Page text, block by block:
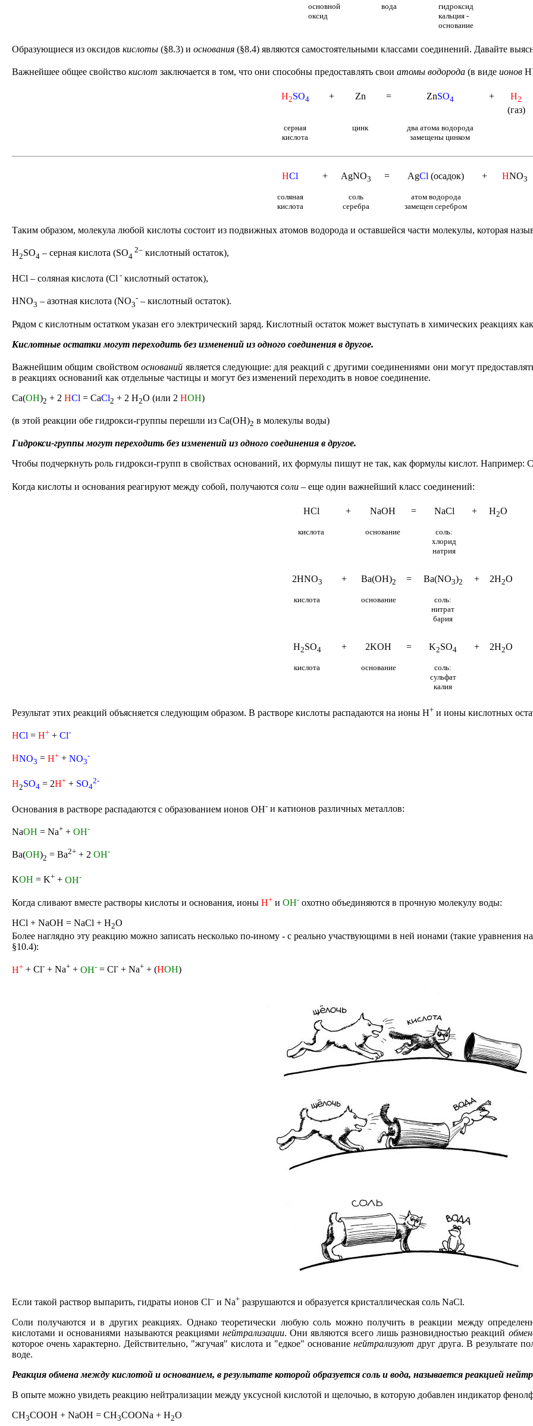
основной
оксид
вода
гидроксид
кальция -
основание
Образующиеся из оксидов кислоты (§8.3) и основания (§8.4) являются самостоятельными классами соединений. Давайте
Важнейшее общее свойство кислот заключается в том, что они способны предоставлять свои атомы водорода (в виде ионов Н
H2SO4 + Zn = ZnSO4 + H2
(газ)
серная
кислота
цинк
два атома водорода
замещены цинком
HCl + AgNO3 = AgCl (осадок) + HNO3
соляная
кислота
соль
серебра
атом водорода
замещен серебром
Таким образом, молекула любой кислоты состоит из подвижных атомов водорода и оставшейся части молекулы, которая
H2SO4 – серная кислота (SO4
2– кислотный остаток),
HCl – соляная кислота (Cl - кислотный остаток),
HNO3 – азотная кислота (NO3
- – кислотный остаток).
Рядом с кислотным остатком указан его электрический заряд. Кислотный остаток может выступать в химических реакциях
Кислотные остатки могут переходить без изменений из одного соединения в другое.
Важнейшим общим свойствомоснований является следующие: для реакций с другими соединениями они могут
в реакциях оснований как отдельные частицы и могут без изменений переходить в новое соединение.
Ca(OH)2 + 2 HCl = CaCl2 + 2 H2O (или 2 НОН)
(в этой реакции обе гидрокси-группы перешли из Ca(OH)2 в молекулы воды)
Гидрокси-группы могут переходить без изменений из одного соединения в другое.
Чтобы подчеркнуть роль гидрокси-групп в свойствах оснований, их формулы пишут не так, как формулы кислот. Например:
Когда кислоты и основания реагируют между собой, получаются соли – еще один важнейший класс соединений:
HCl + NaOH = NaCl + H2O
кислота основание
соль:
хлорид
натрия
2HNO3 + Ba(OH)2 = Ba(NO3)2 + 2H2O
кислота основание
соль:
нитрат
бария
H2SO4 + 2KOH = K2SO4 + 2H2O
кислота основание
соль:
сульфат
калия
Результат этих реакций объясняется следующим образом. В растворе кислоты распадаются на ионы H+ и ионы кислотных
HCl = H+ + Cl-
HNO3 = H+ + NO3
-
H2SO4 = 2H+ + SO4
2-
Основания в растворе распадаются с образованием ионов OH- и катионов различных металлов:
NaOH = Na+ + OH-
Ba(OH)2 = Ba2+ + 2 OH-
KOH = K+ + OH-
Когда сливают вместе растворы кислоты и основания, ионы H+ и OH- охотно объединяются в прочную молекулу воды:
HCl + NaOH = NaCl + H2O
Более наглядно эту реакцию можно записать несколько по-иному - с реально участвующими в ней ионами (такие уравнения
§10.4):
H+ + Cl- + Na+ + OH- = Cl- + Na+ + (HOH)
Если такой раствор выпарить, гидраты ионов Cl– и Na+ разрушаются и образуется кристаллическая соль NaCl.
Соли получаются и в других реакциях. Однако теоретически любую соль можно получить в реакции между
кислотами и основаниями называются реакцияминейтрализации. Они являются всего лишь разновидностью реакций
которое очень характерно. Действительно, "жгучая" кислота и "едкое" основание нейтрализуют друг друга. В результате
воде.
Реакция обмена между кислотой и основанием, в результате которой образуется соль и вода, называется реакцией
В опыте можно увидеть реакцию нейтрализации между уксусной кислотой и щелочью, в которую добавлен индикатор
CH3COOH + NaOH = CH3COONa + H2O